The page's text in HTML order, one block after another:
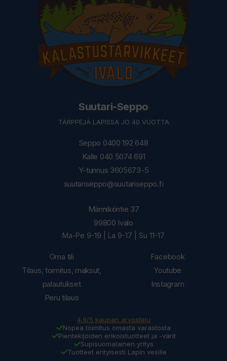
Suutari-Seppo
TÄRPPEJÄ LAPISSA JO 40 VUOTTA
Seppo 0400 192 648
Kalle 040 5074 691
Y-tunnus 3605673-5
suutariseppo@suutariseppo.fi
Oma tili
Tilaus, toimitus, maksut,
palautukset
Peru tilaus
Männiköntie 37
99800 Ivalo
Ma-Pe 9-19 | La 9-17 | Su 11-17
Facebook
Youtube
Instagram
4.9/5 kaupan arvostelu
Nopea toimitus omasta varastosta
Pientekijöiden erikoistuotteet ja -värit
Supisuomalainen yritys
Tuotteet erityisesti Lapin vesille